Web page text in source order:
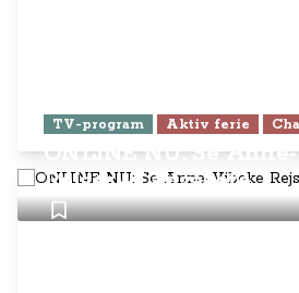
TV-program Aktiv ferie
ONLINE NU: Se Anne-
Rejser - Lanzarote